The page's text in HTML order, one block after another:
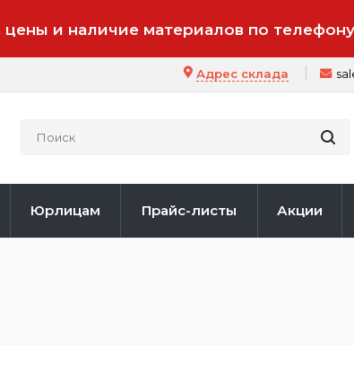
цены и наличие материалов по
Адрес склада
Юрлицам Прайс-листы Акции